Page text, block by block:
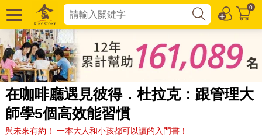
0
在咖啡廳遇見彼得．杜拉克：跟管理大
師學5個高效能習慣
與未來有約！ 一本大人和小孩都可以讀的入門書！